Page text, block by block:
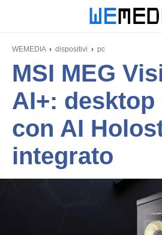
WEMEDIA dispositivi pc
MSI MEG
AI+: desktop
con AI
integrato